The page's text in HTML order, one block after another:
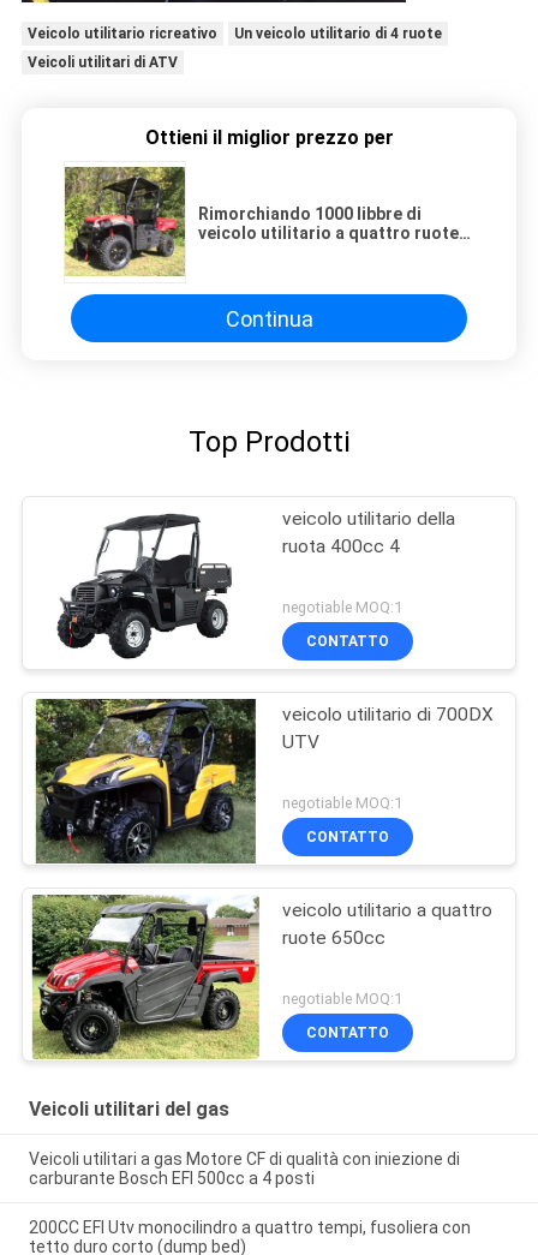
Veicolo utilitario ricreativo
Un veicolo utilitario di 4 ruote
Veicoli utilitari di ATV
Ottieni il miglior prezzo per
Rimorchiando 1000 libbre di
veicolo utilitario a quattro ruote
Continua
Top Prodotti
veicolo utilitario della
ruota 400cc 4
negotiable MOQ:1
CONTATTO
veicolo utilitario di 700DX
UTV
negotiable MOQ:1
CONTATTO
veicolo utilitario a quattro
ruote 650cc
negotiable MOQ:1
CONTATTO
Veicoli utilitari del gas
Veicoli utilitari a gas Motore CF di qualità con iniezione di
carburante Bosch EFI 500cc a 4 posti
200CC EFI Utv monocilindro a quattro tempi, fusoliera con
tetto duro corto (dump bed)